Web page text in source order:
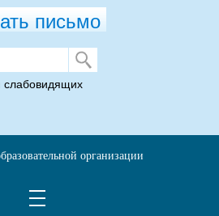
проходит профилактическое
каникулы!».
наступают тёплые дни,
играм на свежем воздухе после
письмо
слабовидящих
организации